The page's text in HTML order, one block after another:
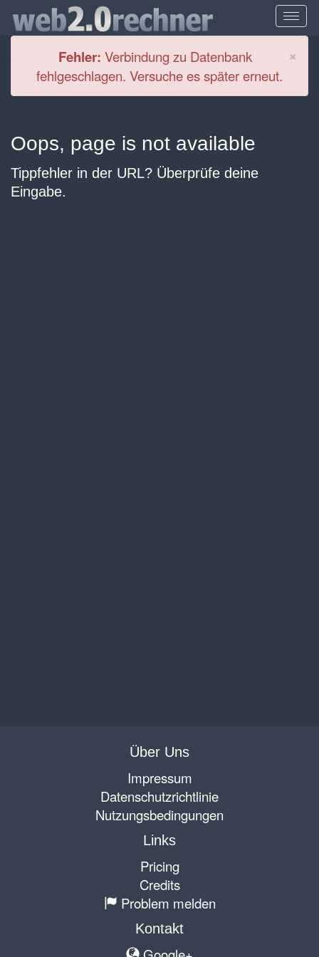
×
Fehler: Verbindung zu Datenbank
fehlgeschlagen. Versuche es später erneut.
Oops, page is not available
Tippfehler in der URL? Überprüfe deine
Eingabe.
Über Uns
Impressum
Datenschutzrichtlinie
Nutzungsbedingungen
Links
Pricing
Credits
Problem melden
Kontakt